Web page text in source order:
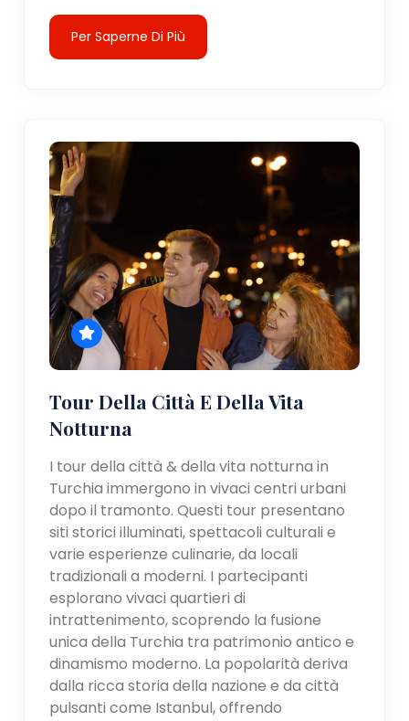
Per Saperne Di Più
Tour Della Città E Della Vita
Notturna
I tour della città & della vita notturna in
Turchia immergono in vivaci centri urbani
dopo il tramonto. Questi tour presentano
siti storici illuminati, spettacoli culturali e
varie esperienze culinarie, da locali
tradizionali a moderni. I partecipanti
esplorano vivaci quartieri di
intrattenimento, scoprendo la fusione
unica della Turchia tra patrimonio antico e
dinamismo moderno. La popolarità deriva
dalla ricca storia della nazione e da città
pulsanti come Istanbul, offrendo